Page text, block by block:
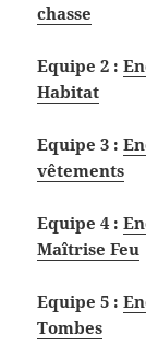
chasse
Equipe 2 :
Habitat
Equipe 3 :
vêtements
Equipe 4 :
Maîtrise Feu
Equipe 5 :
Tombes